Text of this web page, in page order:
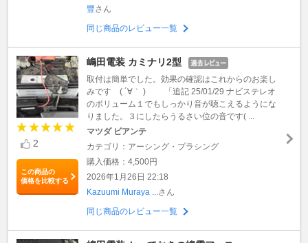
豐さん
同じ商品のレビュー一覧
2
この商品の
価格を比較する
嶋田電装 カミナリ2型
取付は簡単でした。効果の確認はこれからのお楽し
みです ( ´∀｀ ) 「追記 25/01/29 ナビステレオ
のボリューム１でもしっかり音が聴こえるようにな
りました。３にしたらうるさい位の音です( ...
マツダ ビアンテ
カテゴリ：アーシング・プラシング
購入価格：4,500円
2026年1月26日 22:18
Kazuumi Muraya ...さん
同じ商品のレビュー一覧